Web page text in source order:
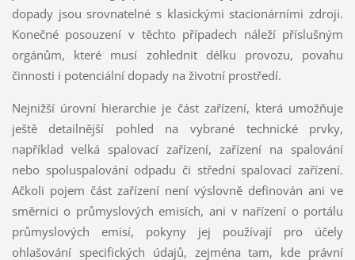
dopady jsou srovnatelné s klasickými stacionárními zdroji.
Konečné posouzení v těchto případech náleží příslušným
orgánům, které musí zohlednit délku provozu, povahu
činnosti i potenciální dopady na životní prostředí.
Nejnižší úrovní hierarchie je část zařízení, která umožňuje
ještě detailnější pohled na vybrané technické prvky,
například velká spalovací zařízení, zařízení na spalování
nebo spoluspalování odpadu či střední spalovací zařízení.
Ačkoli pojem část zařízení není výslovně definován ani ve
směrnici o průmyslových emisích, ani v nařízení o portálu
průmyslových emisí, pokyny jej používají pro účely
ohlašování specifických údajů, zejména tam, kde právní